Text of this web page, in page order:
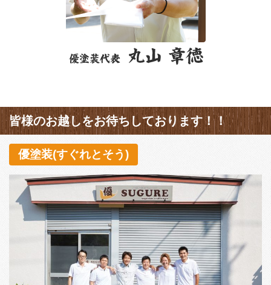
皆様のお越しをお待ちしております！！
優塗装(すぐれとそう)